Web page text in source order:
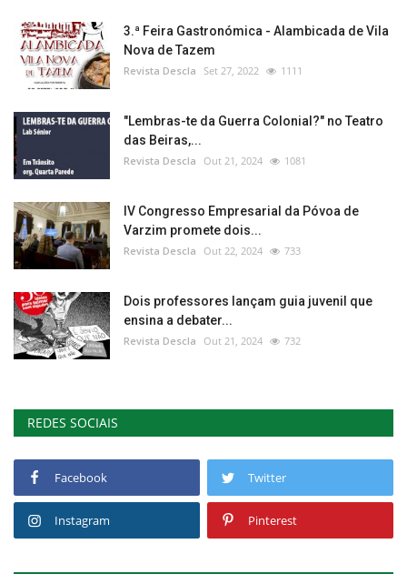
3.ª Feira Gastronómica - Alambicada de Vila
Nova de Tazem
Revista Descla Set 27, 2022 1111
"Lembras-te da Guerra Colonial?" no Teatro
das Beiras,...
Revista Descla Out 21, 2024 1081
IV Congresso Empresarial da Póvoa de
Varzim promete dois...
Revista Descla Out 22, 2024 733
Dois professores lançam guia juvenil que
ensina a debater...
Revista Descla Out 21, 2024 732
REDES SOCIAIS
Facebook Twitter
Instagram Pinterest